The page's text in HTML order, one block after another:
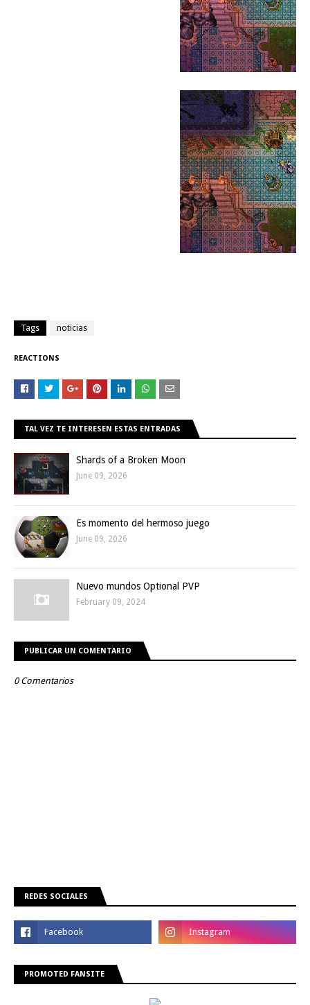
Tags noticias
REACTIONS
TAL VEZ TE INTERESEN ESTAS ENTRADAS
Shards of a Broken Moon
June 09, 2026
Es momento del hermoso juego
June 09, 2026
Nuevo mundos Optional PVP
February 09, 2024
PUBLICAR UN COMENTARIO
0 Comentarios
REDES SOCIALES
PROMOTED FANSITE